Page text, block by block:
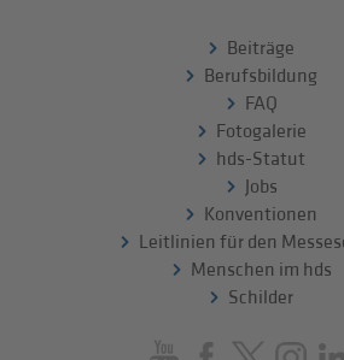
Beiträge
Berufsbildung
FAQ
Fotogalerie
hds-Statut
Jobs
Konventionen
Leitlinien für den
Menschen im hds
Schilder